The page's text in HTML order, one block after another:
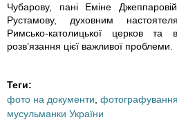
Чубарову, пані Еміне
Рустамову, духовним
Римсько-католицької церков
розв’язання цієї важливої проблеми.
Теги:
фото на документи фотографування
мусульманки України